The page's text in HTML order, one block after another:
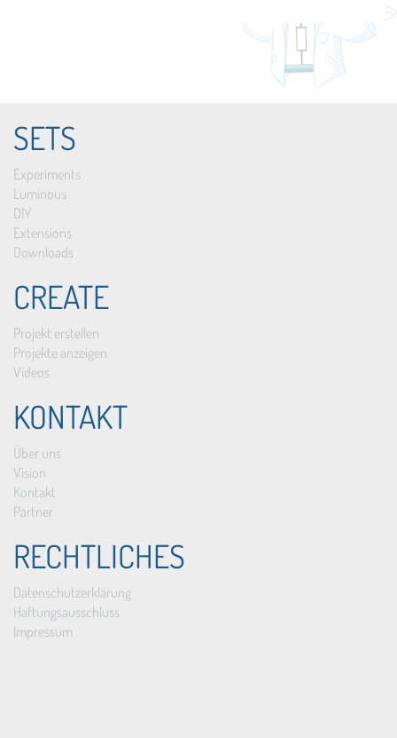
SETS
Experiments
Luminous
DIY
Extensions
Downloads
CREATE
Projekt erstellen
Projekte anzeigen
Videos
KONTAKT
Über uns
Vision
Kontakt
Partner
RECHTLICHES
Datenschutzerklärung
Haftungsausschluss
Impressum